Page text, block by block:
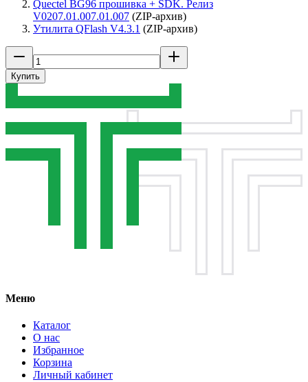
Quectel BG96 прошивка + SDK. Релиз
V0207.01.007.01.007 (ZIP-архив)
Утилита QFlash V4.3.1 (ZIP-архив)
Купить
Меню
Каталог
О нас
Избранное
Корзина
Личный кабинет